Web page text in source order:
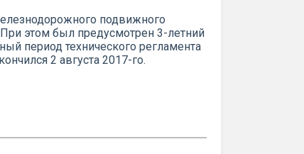
подвижного
этом был предусмотрен 3-летний
период технического регламента
2 августа 2017-го.